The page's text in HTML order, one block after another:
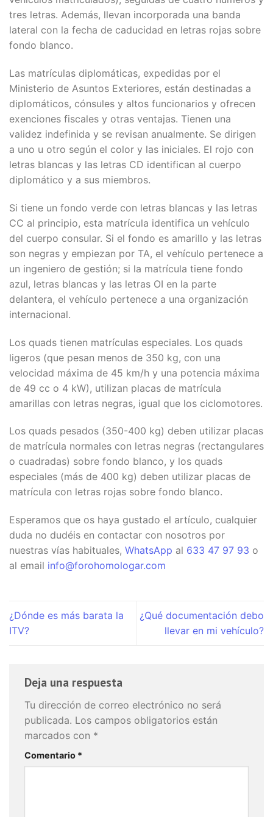
tres letras. Además, llevan incorporada una banda
lateral con la fecha de caducidad en letras rojas sobre
fondo blanco.
Las matrículas diplomáticas, expedidas por el
Ministerio de Asuntos Exteriores, están destinadas a
diplomáticos, cónsules y altos funcionarios y ofrecen
exenciones fiscales y otras ventajas. Tienen una
validez indefinida y se revisan anualmente. Se dirigen
a uno u otro según el color y las iniciales. El rojo con
letras blancas y las letras CD identifican al cuerpo
diplomático y a sus miembros.
Si tiene un fondo verde con letras blancas y las letras
CC al principio, esta matrícula identifica un vehículo
del cuerpo consular. Si el fondo es amarillo y las letras
son negras y empiezan por TA, el vehículo pertenece a
un ingeniero de gestión; si la matrícula tiene fondo
azul, letras blancas y las letras OI en la parte
delantera, el vehículo pertenece a una organización
internacional.
Los quads tienen matrículas especiales. Los quads
ligeros (que pesan menos de 350 kg, con una
velocidad máxima de 45 km/h y una potencia máxima
de 49 cc o 4 kW), utilizan placas de matrícula
amarillas con letras negras, igual que los ciclomotores.
Los quads pesados (350-400 kg) deben utilizar placas
de matrícula normales con letras negras (rectangulares
o cuadradas) sobre fondo blanco, y los quads
especiales (más de 400 kg) deben utilizar placas de
matrícula con letras rojas sobre fondo blanco.
Esperamos que os haya gustado el artículo, cualquier
duda no dudéis en contactar con nosotros por
nuestras vías habituales, WhatsApp al 633 47 97 93 o
al email info@forohomologar.com
¿Dónde es más barata la
ITV?
¿Qué documentación debo
llevar en mi vehículo?
Deja una respuesta
Tu dirección de correo electrónico no será
publicada. Los campos obligatorios están
marcados con *
Comentario *